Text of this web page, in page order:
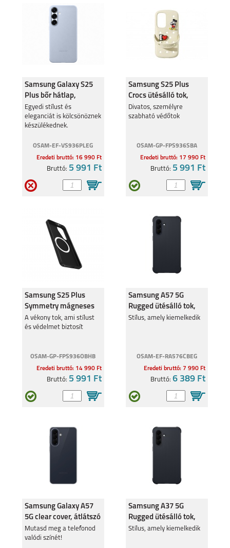
Samsung Galaxy S25
Plus bőr hátlap,
Világos kék
Egyedi stílust és
eleganciát is kölcsönöznek
készülékednek.
OSAM-EF-VS936PLEG
Eredeti bruttó: 16 990 Ft
Bruttó: 5 991 Ft
Samsung S25 Plus
Crocs ütésálló tok,
Fehér
Divatos, személyre
szabható védőtok
OSAM-GP-FPS936SBA
Eredeti bruttó: 17 990 Ft
Bruttó: 5 991 Ft
Samsung S25 Plus
Symmetry mágneses
tok, Fekete
A vékony tok, ami stílust
és védelmet biztosít
OSAM-GP-FPS936OBHB
Eredeti bruttó: 14 990 Ft
Bruttó: 5 991 Ft
Samsung A57 5G
Rugged ütésálló tok,
fekete
Stílus, amely kiemelkedik
OSAM-EF-RA576CBEG
Eredeti bruttó: 7 990 Ft
Bruttó:6 389 Ft
Samsung Galaxy A57
5G clear cover, átlátszó
Mutasd meg a telefonod
valódi színét!
Samsung A37 5G
Rugged ütésálló tok,
fekete
Stílus, amely kiemelkedik